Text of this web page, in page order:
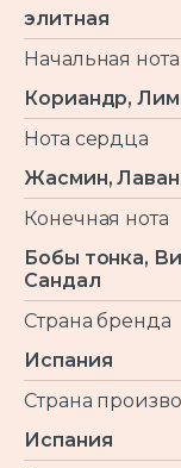
элитная
Начальная нота
Кориандр,
Нота сердца
Жасмин,
Конечная нота
Бобы тонка,
Сандал
Страна бренда
Испания
Страна
Испания